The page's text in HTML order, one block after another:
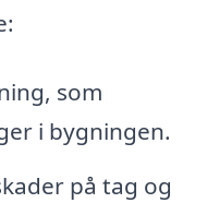
som
i bygningen.
på tag og